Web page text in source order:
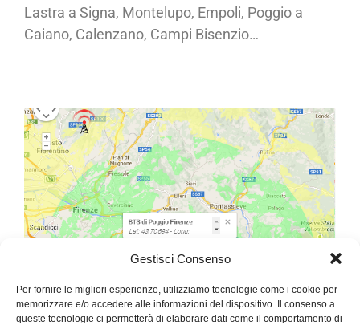
Gestisci Consenso
Per fornire le migliori esperienze, utilizziamo tecnologie come i cookie per
memorizzare e/o accedere alle informazioni del dispositivo. Il consenso a
queste tecnologie ci permetterà di elaborare dati come il comportamento di
Lastra a Signa, Montelupo, Empoli, Poggio a
Caiano, Calenzano, Campi Bisenzio…